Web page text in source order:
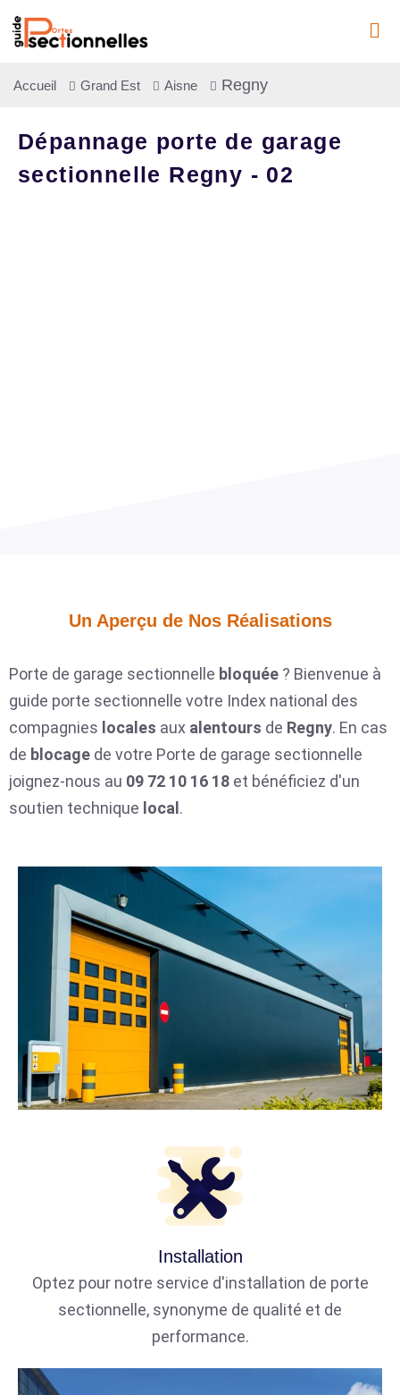
Accueil Grand Est Aisne Regny
Dépannage porte de garage
sectionnelle Regny - 02
Un Aperçu de Nos Réalisations​
Porte de garage sectionnelle bloquée ? Bienvenue à
guide porte sectionnelle votre Index national des
compagnies locales aux alentours de Regny. En cas
de blocage de votre Porte de garage sectionnelle
joignez-nous au 09 72 10 16 18 et bénéficiez d'un
soutien technique local .
Installation
Optez pour notre service d'installation de porte
sectionnelle, synonyme de qualité et de
performance.